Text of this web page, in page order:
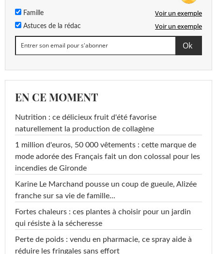
Famille Voir un exemple
Astuces de la rédac Voir un exemple
EN CE MOMENT
Nutrition : ce délicieux fruit d'été favorise
naturellement la production de collagène
1 million d'euros, 50 000 vêtements : cette marque de
mode adorée des Français fait un don colossal pour les
incendies de Gironde
Karine Le Marchand pousse un coup de gueule, Alizée
franche sur sa vie de famille...
Fortes chaleurs : ces plantes à choisir pour un jardin
qui résiste à la sécheresse
Perte de poids : vendu en pharmacie, ce spray aide à
réduire les fringales sans effort